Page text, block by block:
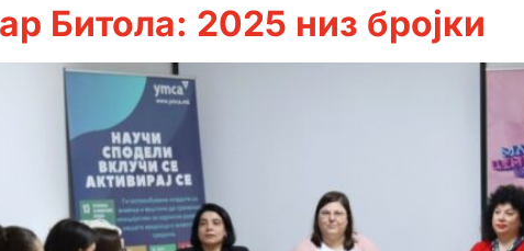
Битола: 2025 низ бројки